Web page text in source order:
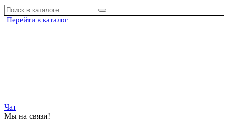
Перейти в каталог
Чат
Мы на связи!